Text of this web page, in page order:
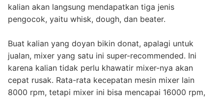
kalian akan langsung mendapatkan tiga jenis
pengocok, yaitu whisk, dough, dan beater.
Buat kalian yang doyan bikin donat, apalagi untuk
jualan, mixer yang satu ini super-recommended. Ini
karena kalian tidak perlu khawatir mixer-nya akan
cepat rusak. Rata-rata kecepatan mesin mixer lain
8000 rpm, tetapi mixer ini bisa mencapai 16000 rpm,